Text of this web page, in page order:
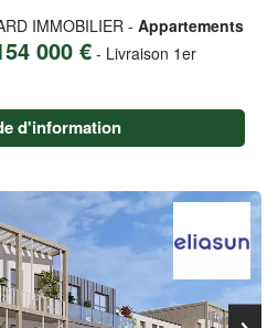
IMMOBILIER - Appartements
000 € - Livraison 1er
d'information